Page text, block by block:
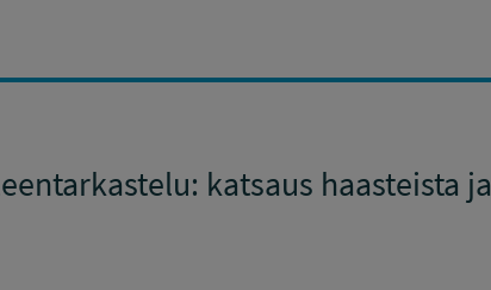
katsaus haasteista ja